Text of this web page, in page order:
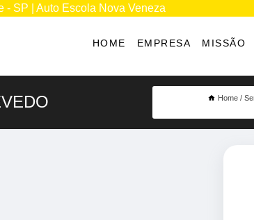
- SP | Auto Escola Nova Veneza
HOME EMPRESA MISSÃO
Home